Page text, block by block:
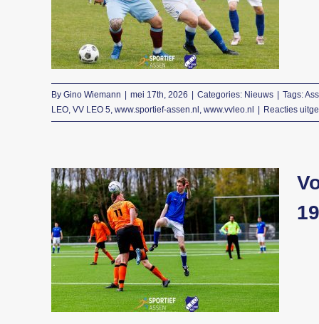
punten in Assen tegen
VV LEO 5
Nieuws
By Gino Wiemann | mei 17th, 2026 | Categories: Nieuws | Tags:
LEO, VV LEO 5, www.sportief-assen.nl www.vvleo.nl | Reacties
Voetbalverslag van de
voetbalwedstrijd VV
LEO 5 – SVDB 1 op 19
april 2026
Nieuws